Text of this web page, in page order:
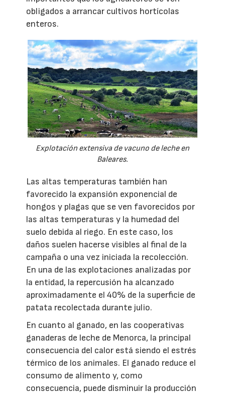
obligados a arrancar cultivos hortícolas
enteros.
Explotación extensiva de vacuno de leche en
Baleares.
Las altas temperaturas también han
favorecido la expansión exponencial de
hongos y plagas que se ven favorecidos por
las altas temperaturas y la humedad del
suelo debida al riego. En este caso, los
daños suelen hacerse visibles al final de la
campaña o una vez iniciada la recolección.
En una de las explotaciones analizadas por
la entidad, la repercusión ha alcanzado
aproximadamente el 40% de la superficie de
patata recolectada durante julio.
En cuanto al ganado, en las cooperativas
ganaderas de leche de Menorca, la principal
consecuencia del calor está siendo el estrés
térmico de los animales. El ganado reduce el
consumo de alimento y, como
consecuencia, puede disminuir la producción